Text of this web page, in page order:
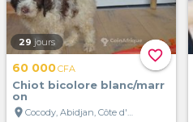
favorite_border
29 jours
60 000CFA
Chiot bicolore blanc/marr
on
location_on
Cocody, Abidjan, Côte d'Ivoire